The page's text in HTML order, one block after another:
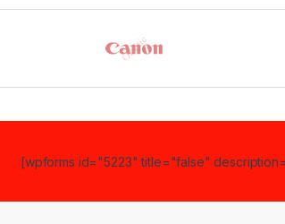
[wpforms id="5223" title="false"